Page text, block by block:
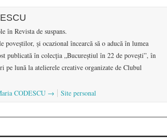
în Revista de suspans.
poveștilor, și ocazional încearcă să o aducă în lumea
publicată în colecția „Bucureștiul în 22 de povești”, în
pe lună la atelierele creative organizate de Clubul
CODESCU → Site personal